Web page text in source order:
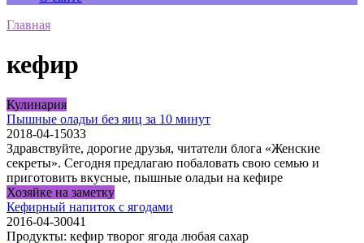
Главная
кефир
Кулинария
Пышные оладьи без яиц за 10 минут
2018-04-15033
Здравствуйте, дорогие друзья, читатели блога «Женские
секреты». Сегодня предлагаю побаловать свою семью и
приготовить вкусные, пышные оладьи на кефире
Хозяйке на заметку
Кефирный напиток с ягодами
2016-04-30041
Продукты: кефир творог ягода любая сахар